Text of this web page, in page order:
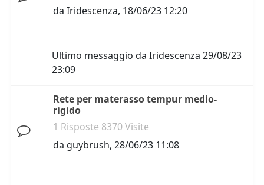
da Iridescenza, 18/06/23 12:20
Ultimo messaggio da Iridescenza 29/08/23
23:09
Rete per materasso tempur medio-
rigido
1 Risposte 8370 Visite
da guybrush, 28/06/23 11:08